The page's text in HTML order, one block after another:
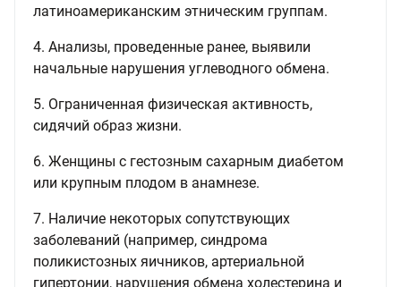
латиноамериканским этническим группам.
4. Анализы, проведенные ранее, выявили
начальные нарушения углеводного обмена.
5. Ограниченная физическая активность,
сидячий образ жизни.
6. Женщины с гестозным сахарным диабетом
или крупным плодом в анамнезе.
7. Наличие некоторых сопутствующих
заболеваний (например, синдрома
поликистозных яичников, артериальной
гипертонии, нарушения обмена холестерина и